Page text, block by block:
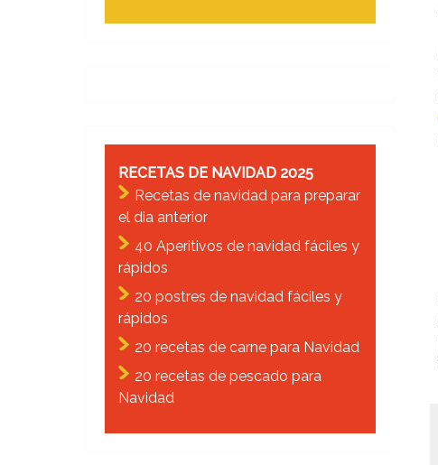
RECETAS DE NAVIDAD 2025
Recetas de navidad para preparar
el dia anterior
40 Aperitivos de navidad fáciles y
rápidos
20 postres de navidad fáciles y
rápidos
20 recetas de carne para Navidad
20 recetas de pescado para
Navidad